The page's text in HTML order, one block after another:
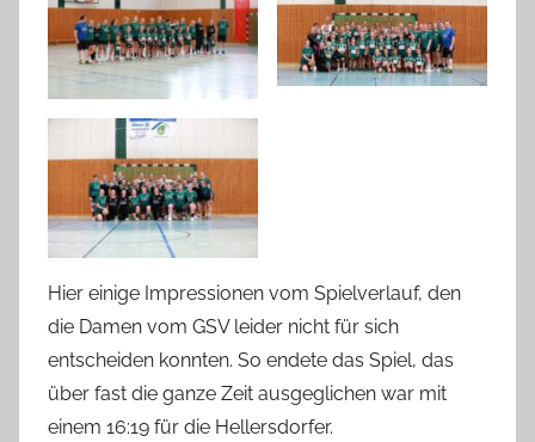
Hier einige Impressionen vom Spielverlauf, den
die Damen vom GSV leider nicht für sich
entscheiden konnten. So endete das Spiel, das
über fast die ganze Zeit ausgeglichen war mit
einem 16:19 für die Hellersdorfer.